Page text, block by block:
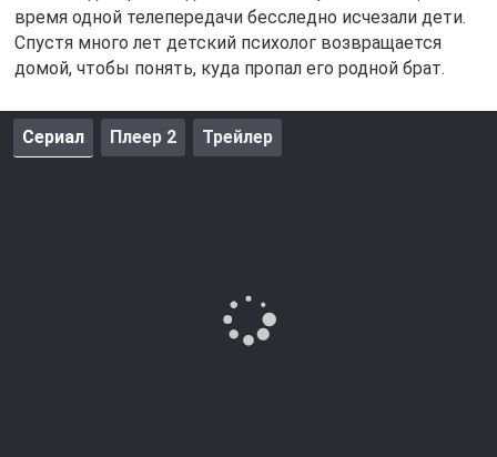
время одной телепередачи бесследно исчезали дети.
Спустя много лет детский психолог возвращается
домой, чтобы понять, куда пропал его родной брат.
Сериал Плеер 2 Трейлер